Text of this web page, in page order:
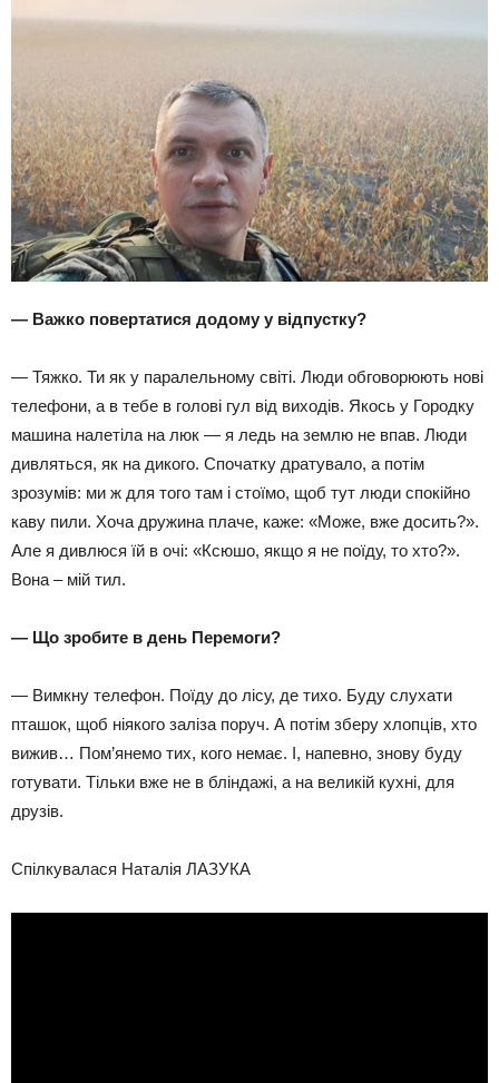
— Важко повертатися додому у відпустку?
— Тяжко. Ти як у паралельному світі. Люди обговорюють нові
телефони, а в тебе в голові гул від виходів. Якось у Городку
машина налетіла на люк — я ледь на землю не впав. Люди
дивляться, як на дикого. Спочатку дратувало, а потім
зрозумів: ми ж для того там і стоїмо, щоб тут люди спокійно
каву пили. Хоча дружина плаче, каже: «Може, вже досить?».
Але я дивлюся їй в очі: «Ксюшо, якщо я не поїду, то хто?».
Вона – мій тил.
— Що зробите в день Перемоги?
— Вимкну телефон. Поїду до лісу, де тихо. Буду слухати
пташок, щоб ніякого заліза поруч. А потім зберу хлопців, хто
вижив… Пом’янемо тих, кого немає. І, напевно, знову буду
готувати. Тільки вже не в бліндажі, а на великій кухні, для
друзів.
Спілкувалася Наталія ЛАЗУКА